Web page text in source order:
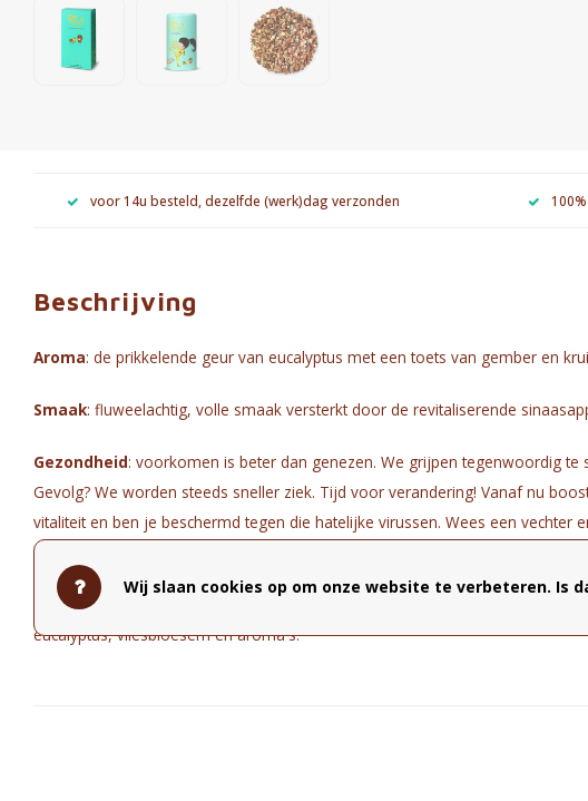
voor 14u besteld, dezelfde (werk)dag verzonden
Beschrijving
Aroma: de prikkelende geur van eucalyptus met een toets van gember en
Smaak: fluweelachtig, volle smaak versterkt door de revitaliserende
Gezondheid: voorkomen is beter dan genezen. We grijpen tegenwoordig te
Gevolg? We worden steeds sneller ziek. Tijd voor verandering! Vanaf nu
vitaliteit en ben je beschermd tegen die hatelijke virussen. Wees een vechter
dankzij Kung Flu Fighter.
Samenstelling
eucalyptus, vliesbloesem en aroma's.
Wij slaan cookies op om onze website te verbeteren. Is